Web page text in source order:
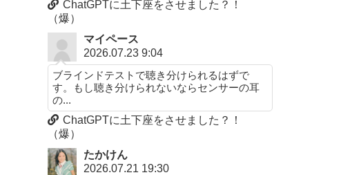
ChatGPTに土下座をさせました？！
（爆）
マイペース
2026.07.23 9:04
ブラインドテストで聴き分けられるはずで
す。もし聴き分けられないならセンサーの耳
の...
ChatGPTに土下座をさせました？！
（爆）
たかけん
2026.07.21 19:30